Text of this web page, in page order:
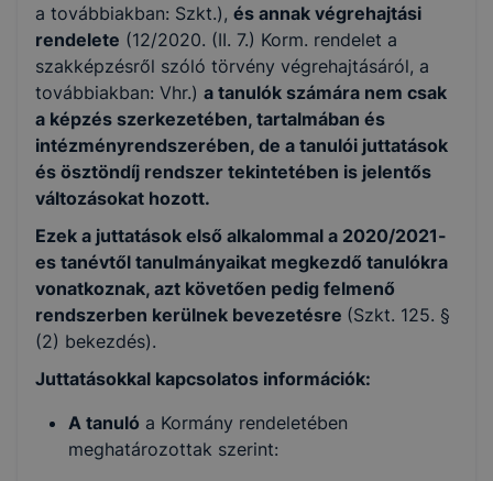
a továbbiakban: Szkt.), és annak végrehajtási
rendelete (12/2020. (II. 7.) Korm. rendelet a
szakképzésről szóló törvény végrehajtásáról, a
továbbiakban: Vhr.) a tanulók számára nem csak
a képzés szerkezetében, tartalmában és
intézményrendszerében, de a tanulói juttatások
és ösztöndíj rendszer tekintetében is jelentős
változásokat hozott.
Ezek a juttatások első alkalommal a 2020/2021-
es tanévtől tanulmányaikat megkezdő tanulókra
vonatkoznak, azt követően pedig felmenő
rendszerben kerülnek bevezetésre (Szkt. 125. §
(2) bekezdés).
Juttatásokkal kapcsolatos információk:
A tanuló a Kormány rendeletében
meghatározottak szerint: